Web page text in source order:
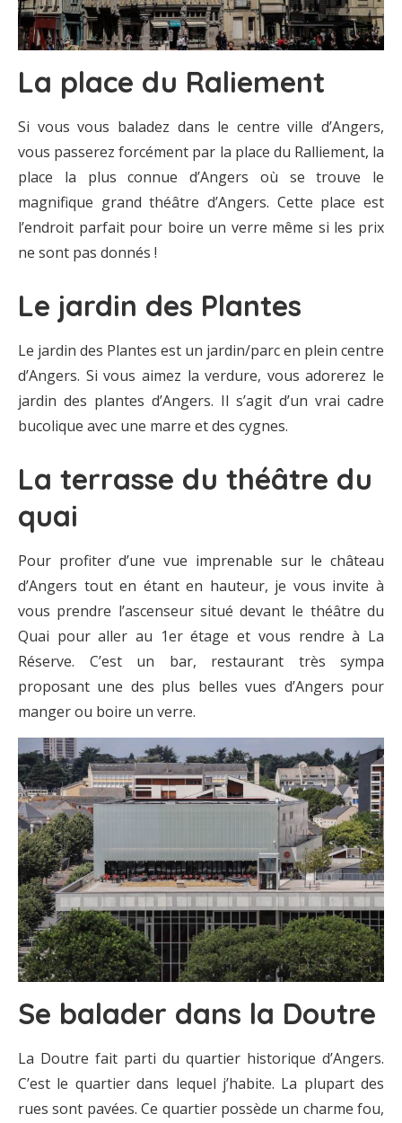
La place du Raliement
Si vous vous baladez dans le centre ville d’Angers,
vous passerez forcément par la place du Ralliement, la
place la plus connue d’Angers où se trouve le
magnifique grand théâtre d’Angers. Cette place est
l’endroit parfait pour boire un verre même si les prix
ne sont pas donnés !
Le jardin des Plantes
Le jardin des Plantes est un jardin/parc en plein centre
d’Angers. Si vous aimez la verdure, vous adorerez le
jardin des plantes d’Angers. Il s’agit d’un vrai cadre
bucolique avec une marre et des cygnes.
La terrasse du théâtre du
quai
Pour profiter d’une vue imprenable sur le château
d’Angers tout en étant en hauteur, je vous invite à
vous prendre l’ascenseur situé devant le théâtre du
Quai pour aller au 1er étage et vous rendre à La
Réserve. C’est un bar, restaurant très sympa
proposant une des plus belles vues d’Angers pour
manger ou boire un verre.
Se balader dans la Doutre
La Doutre fait parti du quartier historique d’Angers.
C’est le quartier dans lequel j’habite. La plupart des
rues sont pavées. Ce quartier possède un charme fou,